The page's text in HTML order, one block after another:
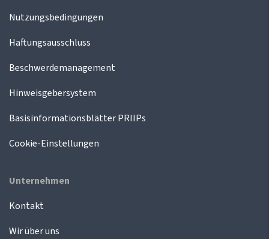
Nutzungsbedingungen
Haftungsausschluss
Beschwerdemanagement
Hinweisgebersystem
Basisinformationsblätter PRIIPs
Cookie-Einstellungen
Unternehmen
Kontakt
Wir über uns